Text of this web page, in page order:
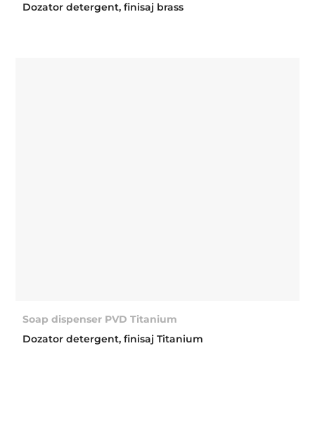
Dozator detergent, finisaj brass
Soap dispenser PVD Titanium
Dozator detergent, finisaj Titanium